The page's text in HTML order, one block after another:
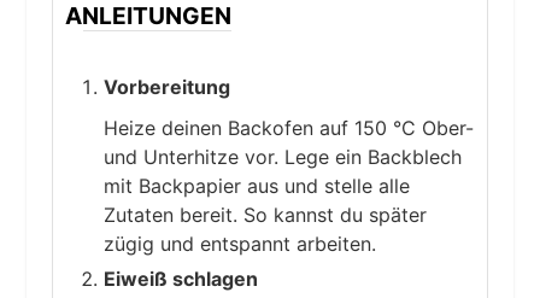
ANLEITUNGEN
Vorbereitung
Heize deinen Backofen auf 150 °C Ober-
und Unterhitze vor. Lege ein Backblech
mit Backpapier aus und stelle alle
Zutaten bereit. So kannst du später
zügig und entspannt arbeiten.
Eiweiß schlagen